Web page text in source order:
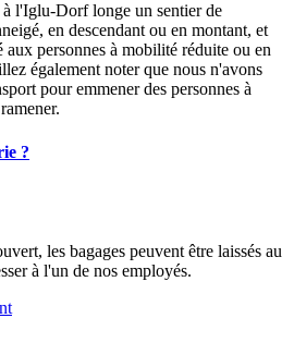
l'Iglu-Dorf longe un sentier de
en descendant ou en montant, et
aux personnes à mobilité réduite ou en
également noter que nous n'avons
pour emmener des personnes à
?
les bagages peuvent être laissés au
à l'un de nos employés.